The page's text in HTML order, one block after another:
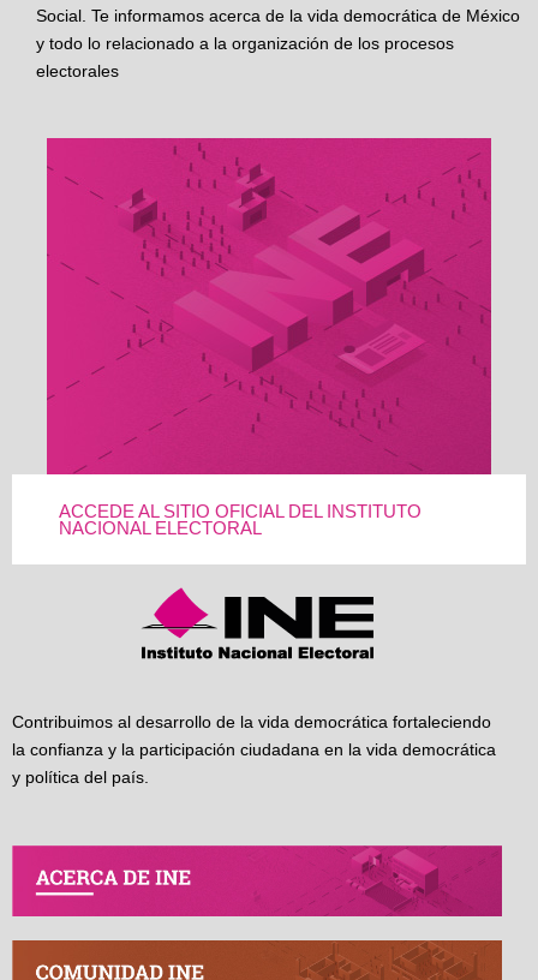
Social. Te informamos acerca de la vida democrática de México
y todo lo relacionado a la organización de los procesos
electorales
ACCEDE AL SITIO OFICIAL DEL INSTITUTO
NACIONAL ELECTORAL
Contribuimos al desarrollo de la vida democrática fortaleciendo
la confianza y la participación ciudadana en la vida democrática
y política del país.